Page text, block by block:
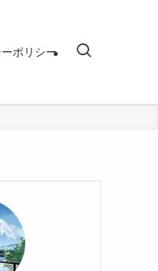
ポリシー